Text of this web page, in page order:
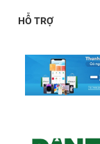
Mẫu Hub này
Xuất màn
60Hz qua
Đặc biệt, người
HỖ TRỢ